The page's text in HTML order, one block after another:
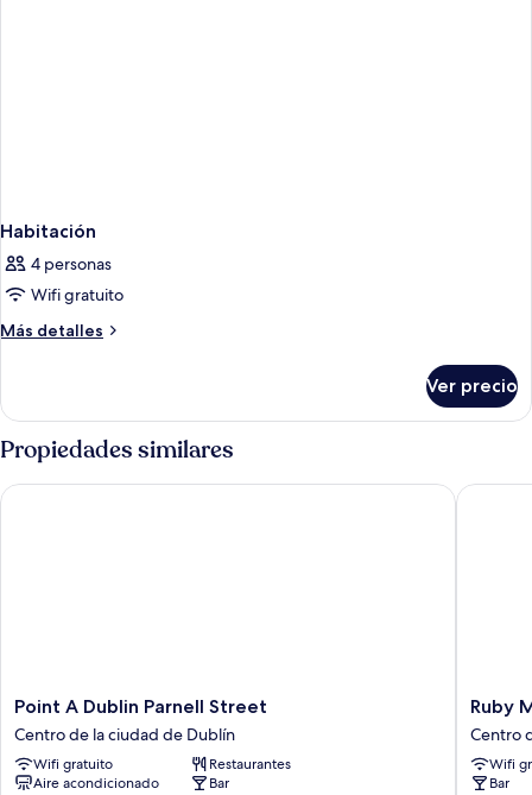
Habitación
4 personas
Wifi gratuito
Más detalles
Más
Ver precio
Propiedades similares
Point
A
Dublin
Parnell
Street
Point A Dublin Parnell Street
Centro de la ciudad de Dublín
Wifi gratuito
Restaurantes
Aire acondicionado
Bar
Point A Dublin Parnell Street
Ruby
Molly
Hotel
Dublin
by
Ruby
Centro
Wifi
Bar
Ruby